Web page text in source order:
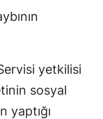
yetkilisi
sosyal
yaptığı